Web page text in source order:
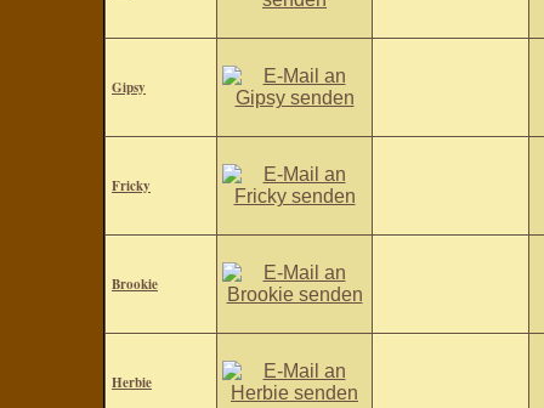
Gipsy
Fricky
Brookie
Herbie